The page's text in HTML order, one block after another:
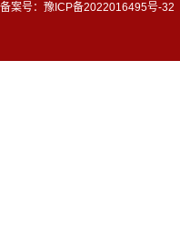
备案号：豫ICP备2022016495号-32